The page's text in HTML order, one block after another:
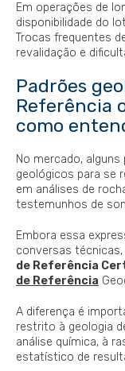
Em operações de
disponibilidade do
Trocas frequentes
revalidação e
Padrões
Referência
como
No mercado,
geológicos para se
em análises de
testemunhos de
Embora essa
conversas
de Referência
de Referência
A diferença é
restrito à geologia
análise química, à
estatístico de